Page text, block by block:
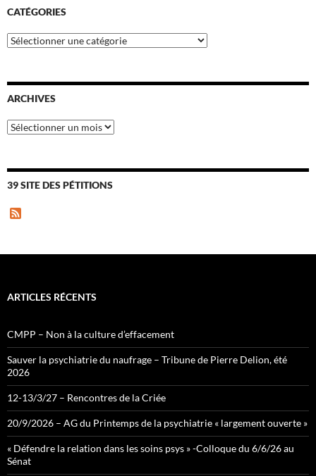
CATÉGORIES
Catégories
ARCHIVES
Archives
39 SITE DES PÉTITIONS
ARTICLES RÉCENTS
CMPP – Non à la culture d’effacement
Sauver la psychiatrie du naufrage – Tribune de Pierre Delion, été
2026
12-13/3/27 – Rencontres de la Criée
20/9/2026 – AG du Printemps de la psychiatrie « largement ouverte »
« Défendre la relation dans les soins psys » -Colloque du 6/6/26 au
Sénat